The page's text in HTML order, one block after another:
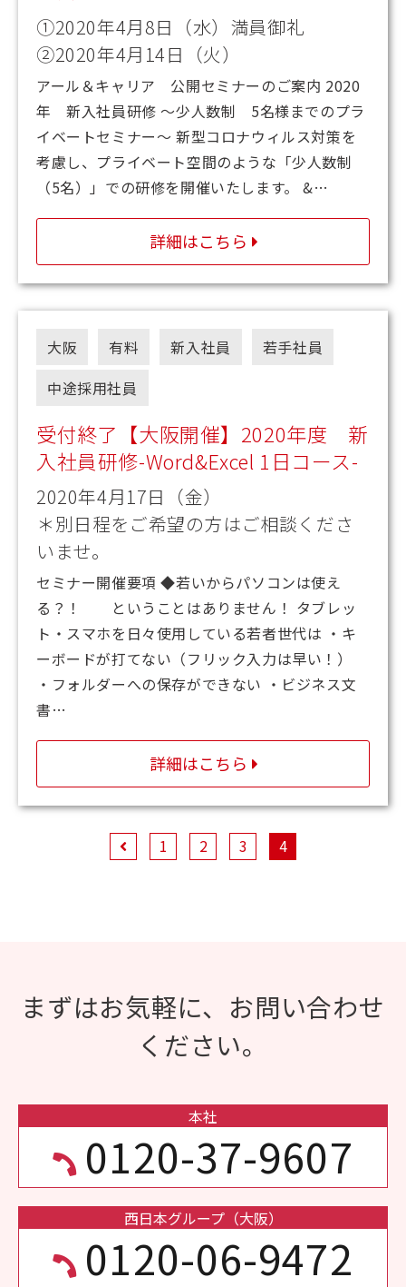
①2020年4月8日（水）満員御礼
②2020年4月14日（火）
アール＆キャリア 公開セミナーのご案内 2020
年 新入社員研修 ～少人数制 5名様までのプラ
イベートセミナー～ 新型コロナウィルス対策を
考慮し、プライベート空間のような「少人数制
（5名）」での研修を開催いたします。 &…
詳細はこちら
大阪 有料 新入社員
若手社員
中途採用社員
受付終了【大阪開催】2020年度 新
入社員研修-Word&Excel 1日コース-
2020年4月17日（金）
＊別日程をご希望の方はご相談くださ
いませ。
セミナー開催要項 ◆若いからパソコンは使え
る？！ ということはありません！ タブレッ
ト・スマホを日々使用している若者世代は ・キ
ーボードが打てない（フリック入力は早い！）
・フォルダーへの保存ができない ・ビジネス文
書…
詳細はこちら
1 2 3 4
まずはお気軽に、お問い合わせ
ください。
本社
0120-37-9607
西日本グループ（大阪）
0120-06-9472